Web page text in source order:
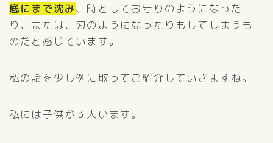
底にまで沈み、時としてお守りのようになった
り、または、刃のようになったりもしてしまうも
のだと感じています。
私の話を少し例に取ってご紹介していきますね。
私には子供が３人います。